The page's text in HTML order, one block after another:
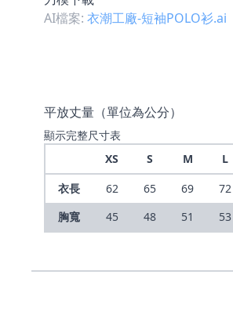
AI檔案: 衣潮工廠-短袖POLO衫.ai
平放丈量（單位為公分）
顯示完整尺寸表
XS
S M L
衣長
62 65 69 72
胸寬
45 48 51 53